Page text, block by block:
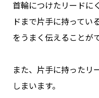
首輪につけたリードに
ドまで片手に持ってい
をうまく伝えることが
また、片手に持ったリ
しまいます。